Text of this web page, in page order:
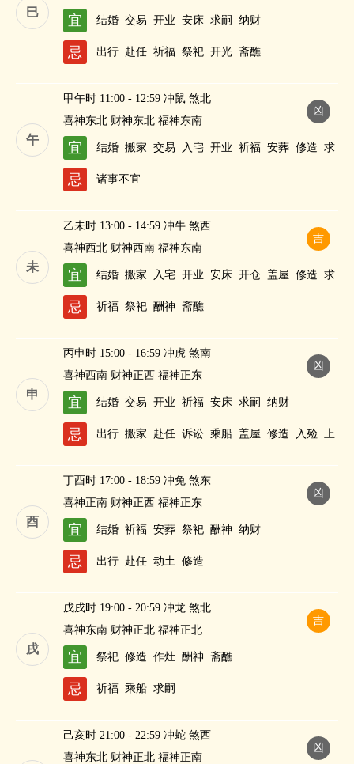
巳
宜 结婚 交易 开业 安床 求嗣 纳财
忌 出行 赴任 祈福 祭祀 开光 斋醮
午
凶
甲午时 11:00 - 12:59 冲鼠 煞北
喜神东北 财神东北 福神东南
宜 结婚 搬家 交易 入宅 开业 祈福 安葬 修造 求
嗣
忌 诸事不宜
未
吉
乙未时 13:00 - 14:59 冲牛 煞西
喜神西北 财神西南 福神东南
宜 结婚 搬家 入宅 开业 安床 开仓 盖屋 修造 求
嗣
忌 祈福 祭祀 酬神 斋醮
申
凶
丙申时 15:00 - 16:59 冲虎 煞南
喜神西南 财神正西 福神正东
宜 结婚 交易 开业 祈福 安床 求嗣 纳财
忌 出行 搬家 赴任 诉讼 乘船 盖屋 修造 入殓
上
酉
凶
丁酉时 17:00 - 18:59 冲兔 煞东
喜神正南 财神正西 福神正东
宜 结婚 祈福 安葬 祭祀 酬神 纳财
忌 出行 赴任 动土 修造
戌
吉
戊戌时 19:00 - 20:59 冲龙 煞北
喜神东南 财神正北 福神正北
宜 祭祀 修造 作灶 酬神 斋醮
忌 祈福 乘船 求嗣
凶
己亥时 21:00 - 22:59 冲蛇 煞西
喜神东北 财神正北 福神正南